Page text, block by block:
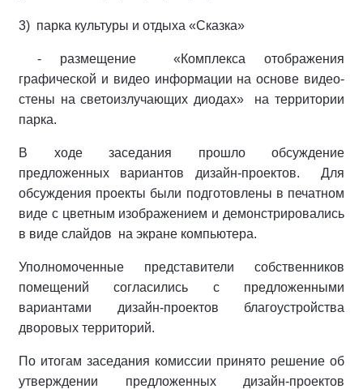
3) парка культуры и отдыха «Сказка»
- размещение «Комплекса отображения
графической и видео информации на основе видео-
стены на светоизлучающих диодах» на территории
парка.
В ходе заседания прошло обсуждение
предложенных вариантов дизайн-проектов. Для
обсуждения проекты были подготовлены в печатном
виде с цветным изображением и демонстрировались
в виде слайдов на экране компьютера.
Уполномоченные представители собственников
помещений согласились с предложенными
вариантами дизайн-проектов благоустройства
дворовых территорий.
По итогам заседания комиссии принято решение об
утверждении предложенных дизайн-проектов